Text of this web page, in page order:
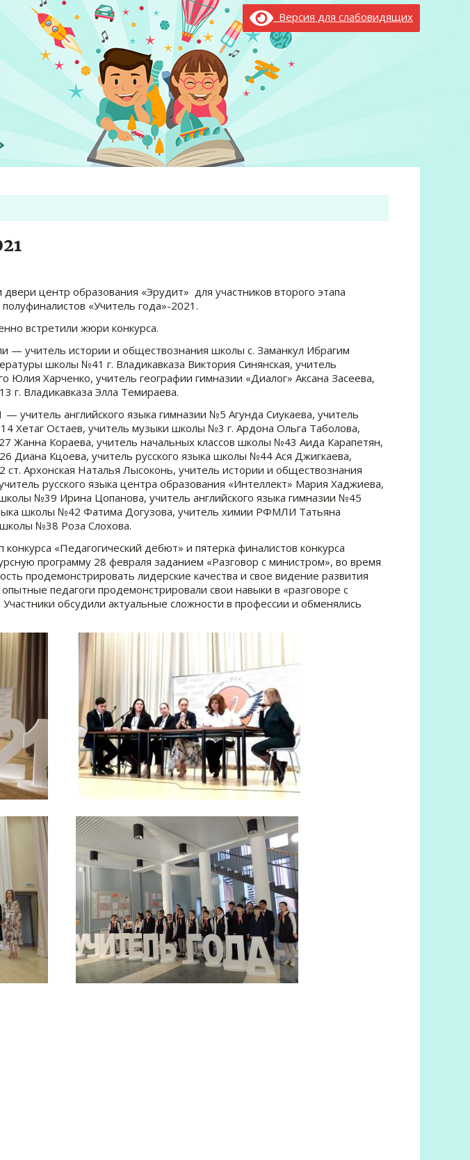
Версия для слабовидящих
центр образования «Эрудит» для участников второго этапа
«Учитель года»-2021.
встретили жюри конкурса.
— учитель истории и обществознания школы с. Заманкул Ибрагим
школы №41 г. Владикавказа Виктория Синянская, учитель
Юлия Харченко, учитель географии гимназии «Диалог» Аксана Засеева,
г. Владикавказа Элла Темираева.
учитель английского языка гимназии №5 Агунда Сиукаева, учитель
Хетаг Остаев, учитель музыки школы №3 г. Ардона Ольга Таболова,
Жанна Кораева, учитель начальных классов школы №43 Аида Карапетян,
Диана Кцоева, учитель русского языка школы №44 Ася Джигкаева,
Архонская Наталья Лысоконь, учитель истории и обществознания
русского языка центра образования «Интеллект» Мария Хаджиева,
№39 Ирина Цопанова, учитель английского языка гимназии №45
школы №42 Фатима Догузова, учитель химии РФМЛИ Татьяна
школы №38 Роза Слохова.
«Педагогический дебют» и пятерка финалистов конкурса
программу 28 февраля заданием «Разговор с министром», во время
продемонстрировать лидерские качества и свое видение развития
педагоги продемонстрировали свои навыки в «разговоре с
обсудили актуальные сложности в профессии и обменялись